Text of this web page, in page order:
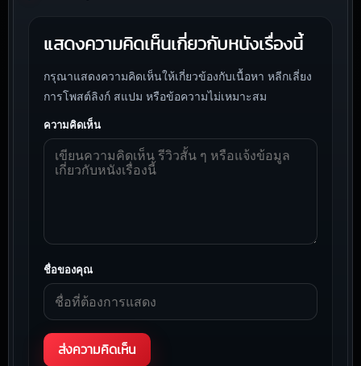
แสดงความคิดเห็นเกี่ยวกับหนังเรื่องนี้
กรุณาแสดงความคิดเห็นให้เกี่ยวข้องกับเนื้อหา หลีกเลี่ยง
การโพสต์ลิงก์ สแปม หรือข้อความไม่เหมาะสม
ความคิดเห็น
ชื่อของคุณ